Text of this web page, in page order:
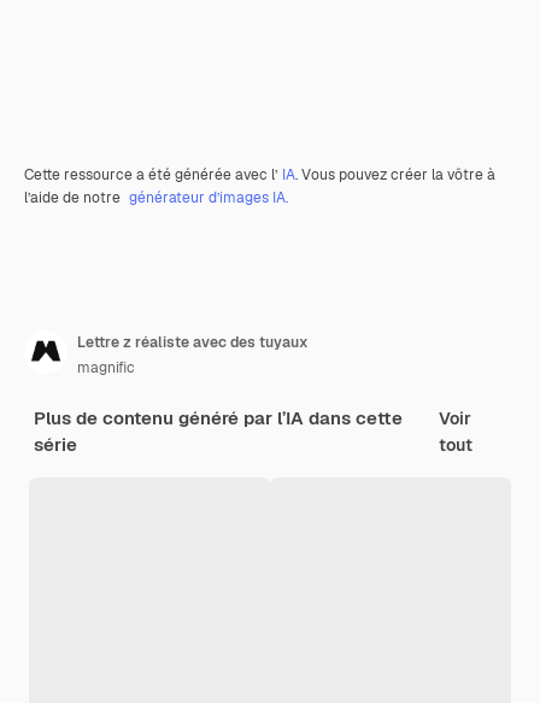
Cette ressource a été générée avec l’ IA. Vous pouvez créer la vôtre à
l’aide de notre générateur d’images IA.
Lettre z réaliste avec des tuyaux
magnific
Plus de contenu généré par l’IA dans cette
série
Voir
tout